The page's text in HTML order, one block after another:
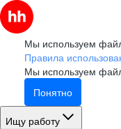
Мы используем
Правила
Мы используем
Понятно
Ищу работу